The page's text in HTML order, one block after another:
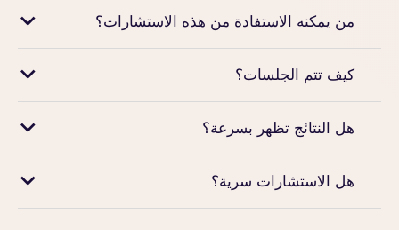
من يمكنه الاستفادة من هذه الاستشارات؟
كيف تتم الجلسات؟
هل النتائج تظهر بسرعة؟
هل الاستشارات سرية؟